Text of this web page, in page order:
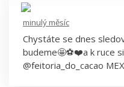
minulý měsíc
Chystáte se dnes
budeme🤩⚽️❤️a k ruce
@feitoria_do_cacao